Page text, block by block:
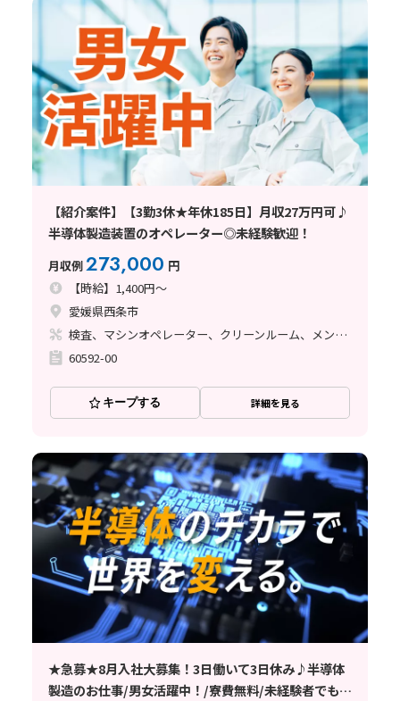
【紹介案件】【3勤3休★年休185日】月収27万円可♪
半導体製造装置のオペレーター◎未経験歓迎！
月収例273,000 円
【時給】1,400円～
愛媛県西条市
検査、マシンオペレーター、クリーンルーム、メンテナンス・保全
60592-00
キープする 詳細を見る
★急募★8月入社大募集！3日働いて3日休み♪半導体
製造のお仕事/男女活躍中！/寮費無料/未経験者でも安